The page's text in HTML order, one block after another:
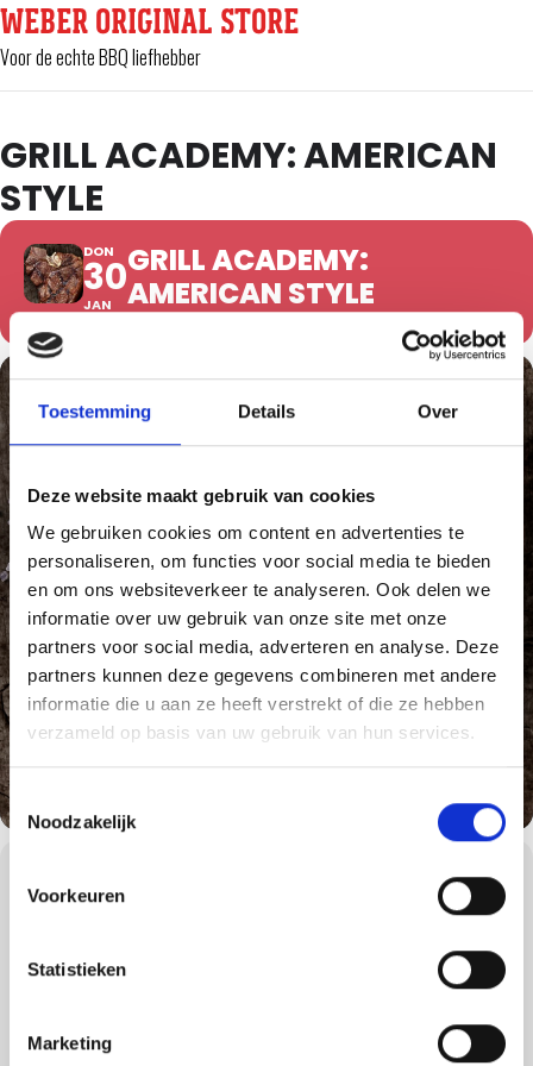
Toestemming Details Over
Deze website maakt gebruik van cookies
We gebruiken cookies om content en advertenties te
personaliseren, om functies voor social media te bieden
en om ons websiteverkeer te analyseren. Ook delen we
informatie over uw gebruik van onze site met onze
partners voor social media, adverteren en analyse. Deze
partners kunnen deze gegevens combineren met andere
informatie die u aan ze heeft verstrekt of die ze hebben
verzameld op basis van uw gebruik van hun services.
Toestemmingsselectie
Noodzakelijk
Voorkeuren
Statistieken
Marketing
WEBER ORIGINAL STORE
Voor de echte BBQ liefhebber
GRILL ACADEMY: AMERICAN
STYLE
DON
30
JAN
GRILL ACADEMY:
AMERICAN STYLE
We gaan tijdens de American Style BBQ workshop terug naar de
In de 17e eeuw werd barbecueën overgenomen van de indianen
Sindsdien verspreidde de Amerikaanse barbecuecultuur zich over
de rest van de wereld. American Style BBQ wordt in veel landen